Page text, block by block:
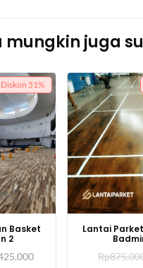
mungkin juga
Diskon 51%
Basket
2
Harga
Lantai
Rp